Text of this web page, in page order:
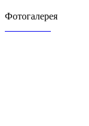
Фотогалерея